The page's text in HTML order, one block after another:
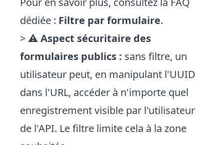
dédiée : Filtre par formulaire.
> ⚠️Aspect sécuritaire des
formulaires publics : sans filtre, un
utilisateur peut, en manipulant l'UUID
dans l'URL, accéder à n'importe quel
enregistrement visible par l'utilisateur
de l'API. Le filtre limite cela à la zone